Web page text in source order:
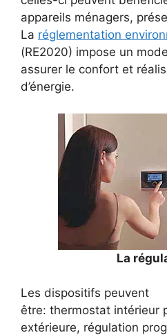
appareils ménagers,
La réglementation
(RE2020) impose un
assurer le confort et
d’énergie.
La
Les dispositifs peuvent
être: thermostat intérieur
extérieure, régulation